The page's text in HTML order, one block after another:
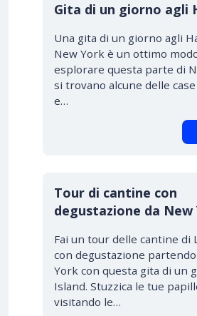
Gita di un giorno agli
Una gita di un giorno agli
New York è un ottimo
esplorare questa parte di
si trovano alcune delle
e…
Tour di cantine con
degustazione da New
Fai un tour delle cantine di
con degustazione
York con questa gita di un
Island. Stuzzica le tue
visitando le…